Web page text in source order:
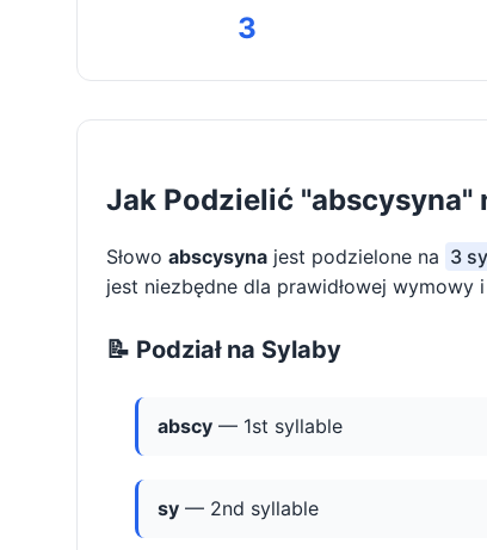
3
Jak Podzielić "abscysyna"
Słowo abscysyna jest podzielone na 3
jest niezbędne dla prawidłowej wymowy
📝 Podział na Sylaby
abscy — 1st syllable
sy — 2nd syllable